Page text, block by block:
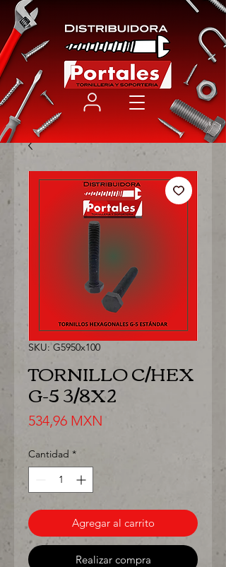
SKU: G5950x100
TORNILLO C/HEX
G-5 3/8X2
534,96 MXN
Cantidad *
Agregar al carrito
Realizar compra